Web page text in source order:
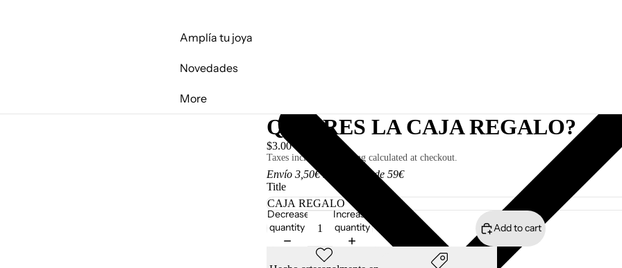
Amplía tu joya
Novedades
More
QUIERES LA CAJA REGALO?
$3.00 USD
Taxes included. Shipping calculated at checkout.
Envío 3,50€ I Gratis desde 59€
Title
Decrease
quantity
Increase
quantity
Add to cart